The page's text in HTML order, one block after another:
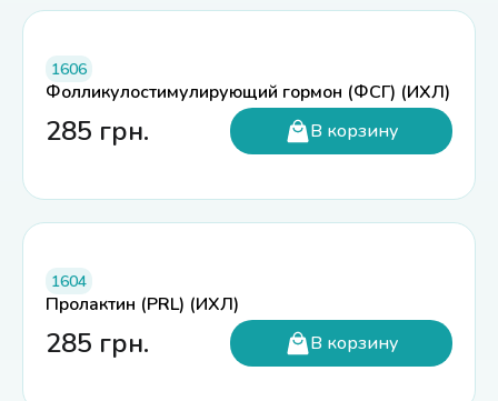
1606
Фолликулостимулирующий гормон (ФСГ) (ИХЛ)
285 грн. В корзину
1604
Пролактин (PRL) (ИХЛ)
285 грн. В корзину